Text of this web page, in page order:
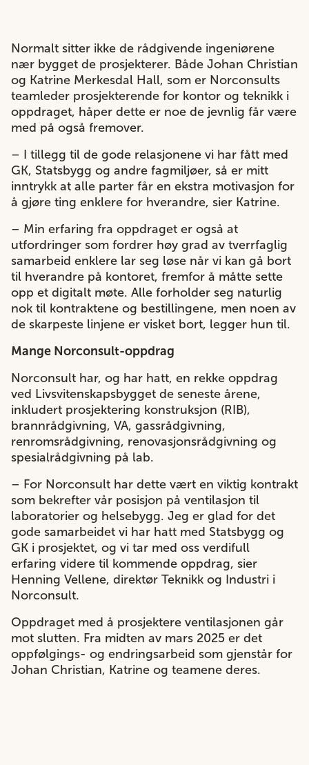
Normalt sitter ikke de rådgivende ingeniørene
nær bygget de prosjekterer. Både Johan Christian
og Katrine Merkesdal Hall, som er Norconsults
teamleder prosjekterende for kontor og teknikk i
oppdraget, håper dette er noe de jevnlig får være
med på også fremover.
– I tillegg til de gode relasjonene vi har fått med
GK, Statsbygg og andre fagmiljøer, så er mitt
inntrykk at alle parter får en ekstra motivasjon for
å gjøre ting enklere for hverandre, sier Katrine.
– Min erfaring fra oppdraget er også at
utfordringer som fordrer høy grad av tverrfaglig
samarbeid enklere lar seg løse når vi kan gå bort
til hverandre på kontoret, fremfor å måtte sette
opp et digitalt møte. Alle forholder seg naturlig
nok til kontraktene og bestillingene, men noen av
de skarpeste linjene er visket bort, legger hun til.
Mange Norconsult-oppdrag
Norconsult har, og har hatt, en rekke oppdrag
ved Livsvitenskapsbygget de seneste årene,
inkludert prosjektering konstruksjon (RIB),
brannrådgivning, VA, gassrådgivning,
renromsrådgivning, renovasjonsrådgivning og
spesialrådgivning på lab.
– For Norconsult har dette vært en viktig kontrakt
som bekrefter vår posisjon på ventilasjon til
laboratorier og helsebygg. Jeg er glad for det
gode samarbeidet vi har hatt med Statsbygg og
GK i prosjektet, og vi tar med oss verdifull
erfaring videre til kommende oppdrag, sier
Henning Vellene, direktør Teknikk og Industri i
Norconsult.
Oppdraget med å prosjektere ventilasjonen går
mot slutten. Fra midten av mars 2025 er det
oppfølgings- og endringsarbeid som gjenstår for
Johan Christian, Katrine og teamene deres.